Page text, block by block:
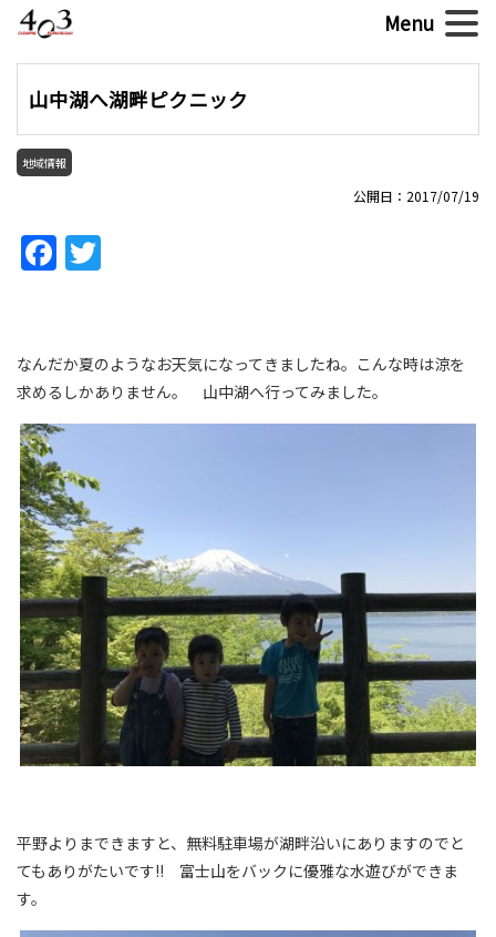
山中湖へ湖畔ピクニック
地域情報
公開日：2017/07/19
Facebook
なんだか夏のようなお天気になってきましたね。こんな時は涼を
求めるしかありません。 山中湖へ行ってみました。
平野よりまできますと、無料駐車場が湖畔沿いにありますのでと
てもありがたいです!! 富士山をバックに優雅な水遊びができま
す。